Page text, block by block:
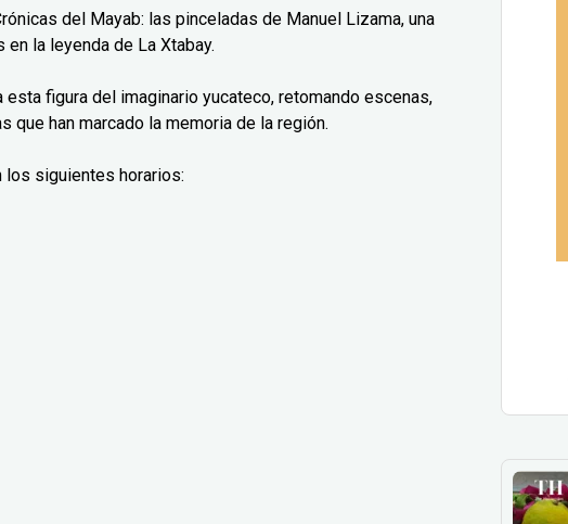
del Mayab: las pinceladas de Manuel Lizama, una
la leyenda de La Xtabay.
figura del imaginario yucateco, retomando escenas,
han marcado la memoria de la región.
siguientes horarios: